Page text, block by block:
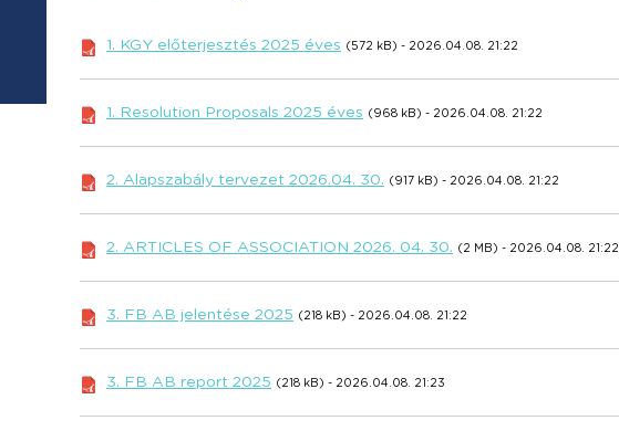
1. KGY előterjesztés 2025 éves (572 kB) - 2026.04.08. 21:22
1. Resolution Proposals 2025 éves (968 kB) - 2026.04.08. 21:22
2. Alapszabály tervezet 2026.04. 30. (917 kB) - 2026.04.08. 21:22
2. ARTICLES OF ASSOCIATION 2026. 04. 30. (2 MB) - 2026.04.08. 21:22
3. FB AB jelentése 2025 (218 kB) - 2026.04.08. 21:22
3. FB AB report 2025 (218 kB) - 2026.04.08. 21:23